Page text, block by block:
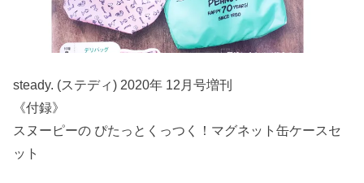
steady. (ステディ) 2020年 12月号増刊
《付録》
スヌーピーの ぴたっとくっつく！マグネット缶ケースセ
ット